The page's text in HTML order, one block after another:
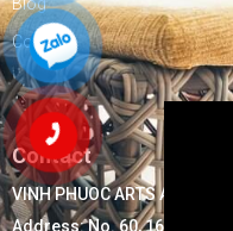
Blog
Contact
Contact
VINH PHUOC ARTS AND
Address:No. 60, 16/7